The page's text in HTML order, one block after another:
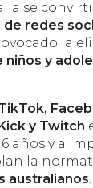
se
redes
la
niños y
y Twitch
años y a
la
australianos.